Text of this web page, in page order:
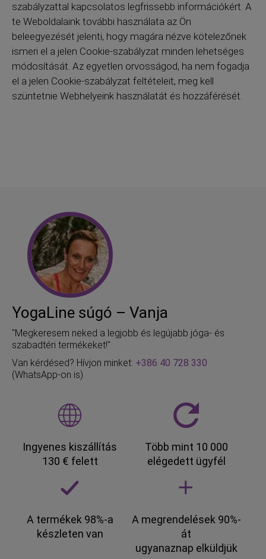
szabályzattal kapcsolatos legfrissebb információkért. A
te Weboldalaink további használata az Ön
beleegyezését jelenti, hogy magára nézve kötelezőnek
ismeri el a jelen Cookie-szabályzat minden lehetséges
módosítását. Az egyetlen orvosságod, ha nem fogadja
el a jelen Cookie-szabályzat feltételeit, meg kell
szüntetnie Webhelyeink használatát és hozzáférését.
YogaLine súgó – Vanja
"Megkeresem neked a legjobb és legújabb jóga- és
szabadtéri termékeket!"
Van kérdésed? Hívjon minket: +386 40 728 330
(WhatsApp-on is)
Ingyenes kiszállítás
130 € felett
Több mint 10 000
elégedett ügyfél
A termékek 98%-a
készleten van
A megrendelések 90%-
át
ugyanaznap elküldjük